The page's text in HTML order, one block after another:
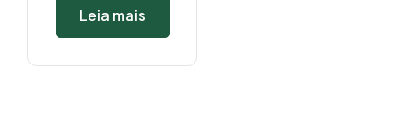
Leia mais